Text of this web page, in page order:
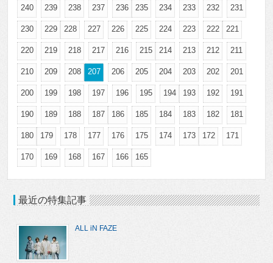
240 239 238 237 236 235 234 233 232 231
230 229 228 227 226 225 224 223 222 221
220 219 218 217 216 215 214 213 212 211
210 209 208 207 206 205 204 203 202 201
200 199 198 197 196 195 194 193 192 191
190 189 188 187 186 185 184 183 182 181
180 179 178 177 176 175 174 173 172 171
170 169 168 167 166 165
最近の特集記事
ALL iN FAZE